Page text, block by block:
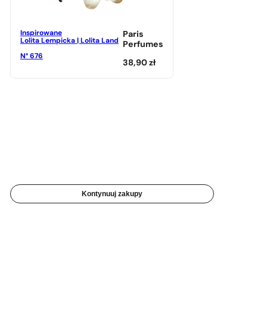
Inspirowane
Lolita Lempicka | Lolita Land
N° 676
Paris
Perfumes
38,90zł
Kontynuuj zakupy